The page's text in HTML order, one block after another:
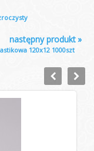
»
następny produkt
120x12 1000szt